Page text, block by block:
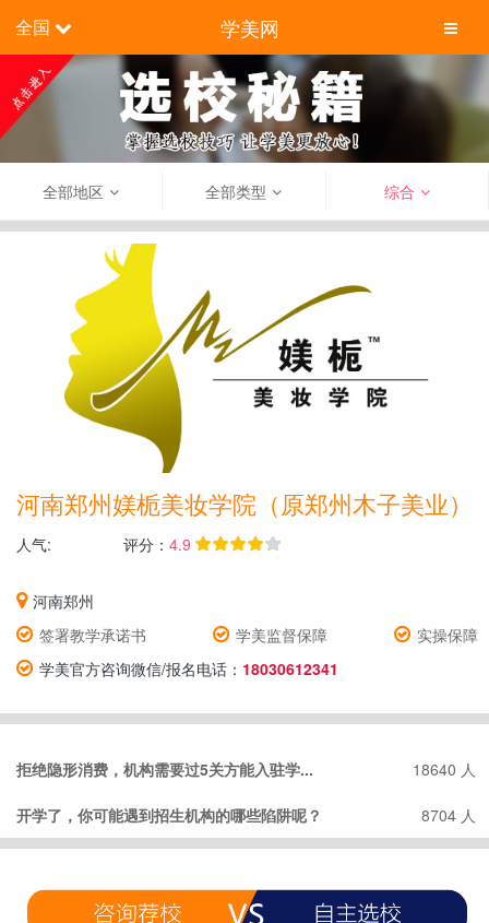
全国 学美网
全部地区 全部类型 综合
河南郑州媄栀美妆学院（原郑州木子美业）
人气: 评分： 4.9
河南郑州
签署教学承诺书
学美监督保障
实操保障
学美官方咨询微信/报名电话： 18030612341
拒绝隐形消费，机构需要过5关方能入驻学... 18640 人
开学了，你可能遇到招生机构的哪些陷阱呢？ 8704 人